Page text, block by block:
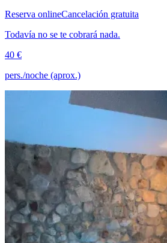
Reserva onlineCancelación gratuita
Todavía no se te cobrará nada.
40 €
pers./noche (aprox.)